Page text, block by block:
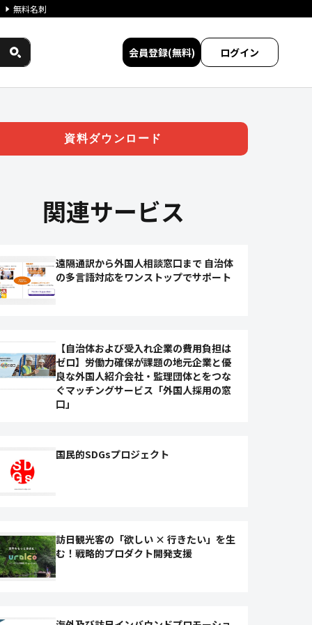
無料名刺
会員登録(無料) ログイン
資料ダウンロード
関連サービス
遠隔通訳から外国人相談窓口まで 自治体
の多言語対応をワンストップでサポート
【自治体および受入れ企業の費用負担は
ゼロ】労働力確保が課題の地元企業と優
良な外国人紹介会社・監理団体とをつな
ぐマッチングサービス「外国人採用の窓
口」
国民的SDGsプロジェクト
訪日観光客の「欲しい × 行きたい」を生
む！戦略的プロダクト開発支援